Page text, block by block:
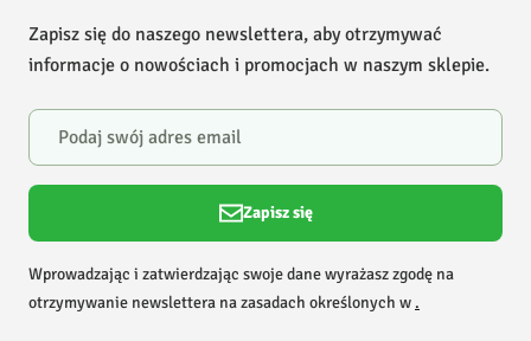
Zapisz się do naszego newslettera, aby otrzymywać
informacje o nowościach i promocjach w naszym sklepie.
Zapisz się
Wprowadzając i zatwierdzając swoje dane wyrażasz zgodę na
otrzymywanie newslettera na zasadach określonych w .